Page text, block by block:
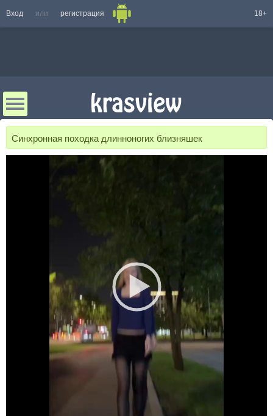
Вход или регистрация 18+
Синхронная походка длинноногих близняшек